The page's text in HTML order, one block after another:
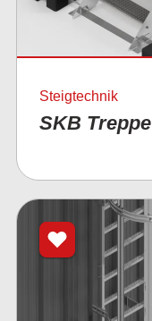
Steigtechnik
SKB Treppe